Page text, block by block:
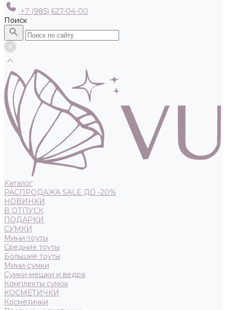
+7 (985) 627-04-00
Поиск
Каталог
РАСПРОДАЖА SALE ДО -20%
НОВИНКИ
В ОТПУСК
ПОДАРКИ
СУМКИ
Мини-тоуты
Средние тоуты
Большие тоуты
Мини-сумки
Сумки-мешки и ведра
Комплекты сумок
КОСМЕТИЧКИ
Косметички